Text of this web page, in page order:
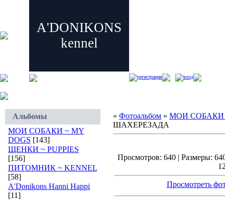
A'DONIKONS
kennel
регистрация вход
Альбомы
МОИ СОБАКИ ~ MY
DOGS [143]
ЩЕНКИ ~ PUPPIES
[156]
ПИТОМНИК ~ KENNEL
[58]
A'Donikons Hanni Happi
[11]
» Фотоальбом » МОИ СОБАКИ
ШАХЕРЕЗАДА
Просмотров: 640 | Размеры:
Просмотреть